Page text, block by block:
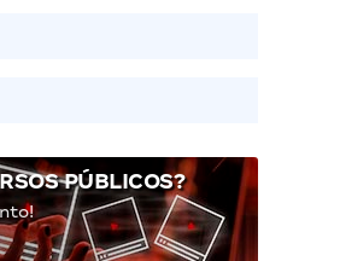
PÚBLICOS?